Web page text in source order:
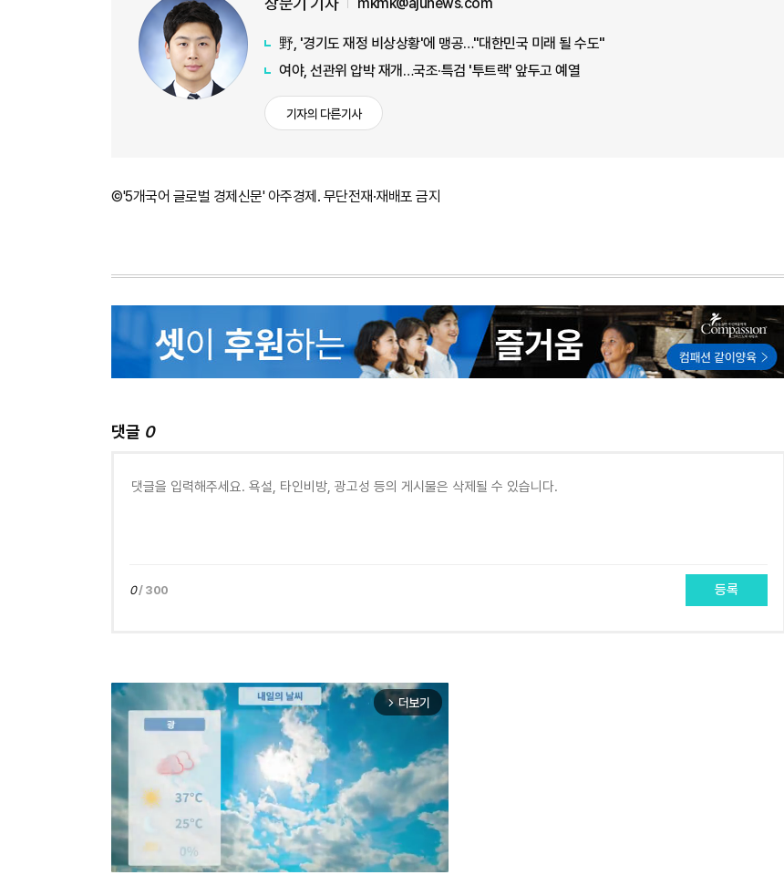
野, '경기도 재정 비상상황'에 맹공…"대한민국 미래 될 수도"
여야, 선관위 압박 재개…국조·특검 '투트랙' 앞두고 예열
기자의 다른기사
©'5개국어 글로벌 경제신문' 아주경제. 무단전재·재배포 금지
댓글 0
0/ 300 등록
arrow_forward_ios 더보기